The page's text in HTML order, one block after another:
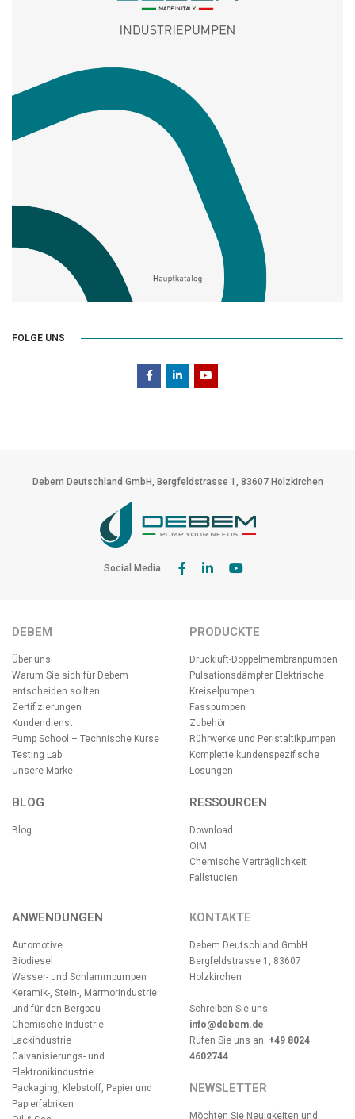
FOLGE UNS
Debem Deutschland GmbH, Bergfeldstrasse 1, 83607 Holzkirchen
Social Media
DEBEM
Über uns
Warum Sie sich für Debem
entscheiden sollten
Zertifizierungen
Kundendienst
Pump School – Technische Kurse
Testing Lab
Unsere Marke
BLOG
Blog
PRODUCKTE
Druckluft-Doppelmembranpumpen
Pulsationsdämpfer Elektrische
Kreiselpumpen
Fasspumpen
Zubehör
Rührwerke und Peristaltikpumpen
Komplette kundenspezifische
Lösungen
RESSOURCEN
Download
OIM
Chemische Verträglichkeit
Fallstudien
ANWENDUNGEN
Automotive
Biodiesel
Wasser- und Schlammpumpen
Keramik-, Stein-, Marmorindustrie
und für den Bergbau
Chemische Industrie
Lackindustrie
Galvanisierungs- und
Elektronikindustrie
Packaging, Klebstoff, Papier und
Papierfabriken
KONTAKTE
Debem Deutschland GmbH
Bergfeldstrasse 1, 83607
Holzkirchen
Schreiben Sie uns:
info@debem.de
Rufen Sie uns an: +49 8024
4602744
NEWSLETTER
Möchten Sie Neuigkeiten und